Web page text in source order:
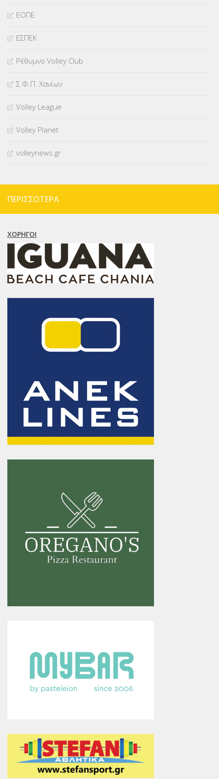
ΕΟΠΕ
ΕΣΠΕΚ
Ρέθυμνο Volley Club
Σ.Φ.Π. Χανίων
Volley League
Volley Planet
volleynews.gr
ΠΕΡΙΣΣΌΤΕΡΑ
ΧΟΡΗΓΟΊ